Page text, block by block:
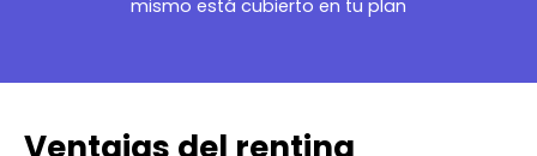
mismo está cubierto en tu plan